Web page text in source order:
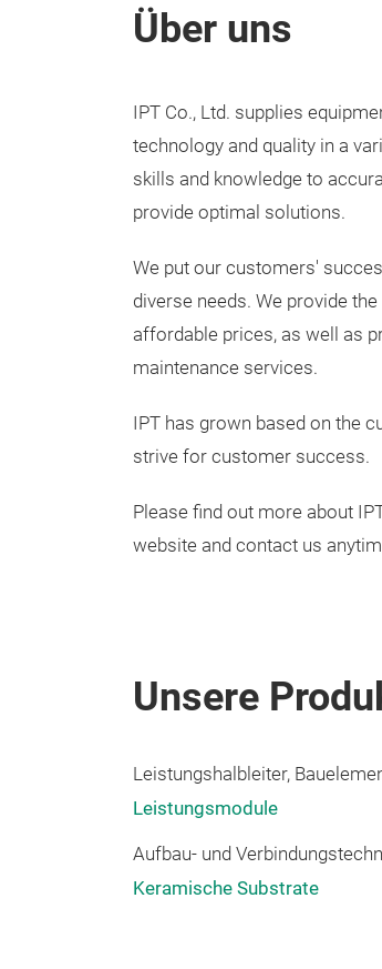
Über uns
IPT Co., Ltd. supplies
technology and quality in a
skills and knowledge to
provide optimal solutions.
We put our customers'
diverse needs. We provide
affordable prices, as well as
maintenance services.
IPT has grown based on the
strive for customer success.
Please find out more about
website and contact us
Unsere
Leistungshalbleiter,
Leistungsmodule
Aufbau- und
Keramische Substrate